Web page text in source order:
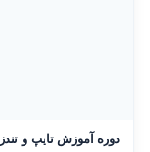
دوره آموزش تایپ و تندزنی